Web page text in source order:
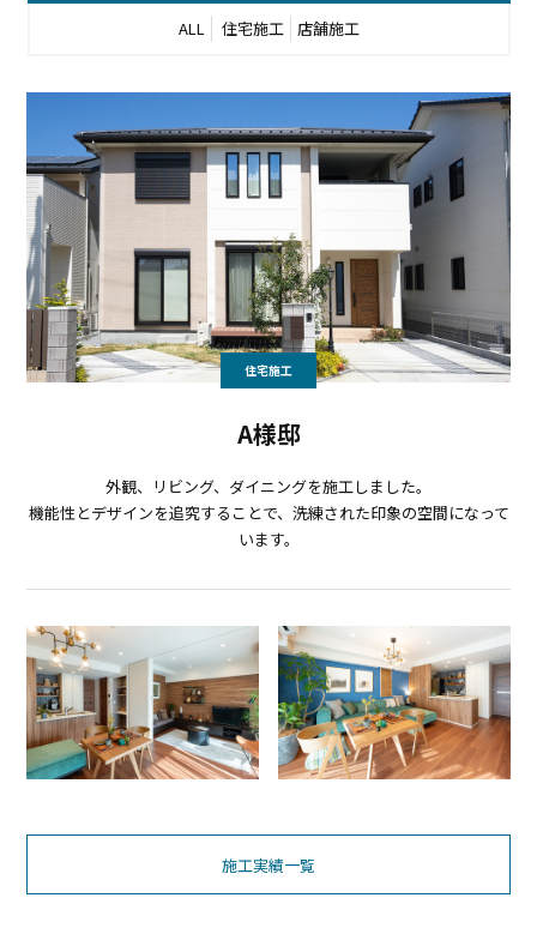
ALL 住宅施工 店舗施工
住宅施工
A様邸
外観、リビング、ダイニングを施工しました。
機能性とデザインを追究することで、洗練された印象の空間になって
います。
施工実績一覧